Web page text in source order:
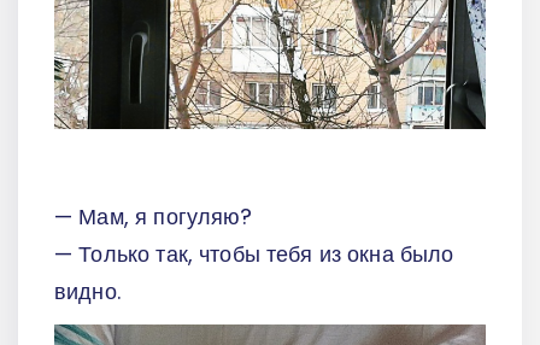
— Мам, я погуляю?
— Только так, чтобы тебя из окна было
видно.